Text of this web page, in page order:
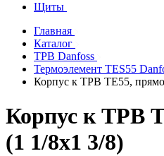
Щиты
Главная
Каталог
ТРВ Danfoss
Термоэлемент TES55
Корпус к ТРВ ТЕ55,
Корпус к ТРВ
(1 1/8х1 3/8)